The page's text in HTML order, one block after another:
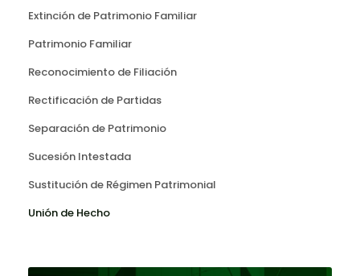
Extinción de Patrimonio Familiar
Patrimonio Familiar
Reconocimiento de Filiación
Rectificación de Partidas
Separación de Patrimonio
Sucesión Intestada
Sustitución de Régimen Patrimonial
Unión de Hecho